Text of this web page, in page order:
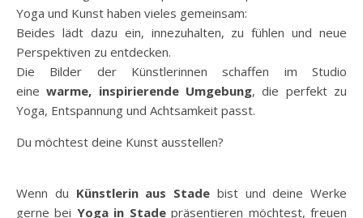
Yoga und Kunst haben vieles gemeinsam:
Beides lädt dazu ein, innezuhalten, zu fühlen und neue
Perspektiven zu entdecken.
Die Bilder der Künstlerinnen schaffen im Studio
einewarme, inspirierende Umgebung, die perfekt zu
Yoga, Entspannung und Achtsamkeit passt.
Du möchtest deine Kunst ausstellen?
Wenn du Künstlerin aus Stade bist und deine Werke
gerne bei Yoga in Stadepräsentieren möchtest, freuen